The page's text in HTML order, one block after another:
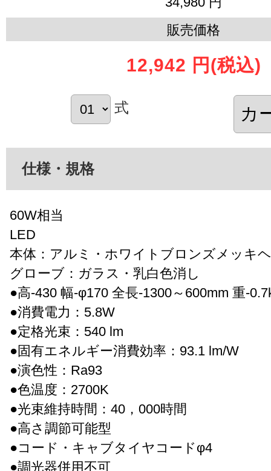
販売価格
12,942 円 (税込)
式
仕様・規格
60W相当
LED
本体：アルミ・ホワイトブロンズメッキ
グローブ：ガラス・乳白色消し
●高-430 幅-φ170 全長-1300～600mm 重-
●消費電力：5.8W
●定格光束：540 lm
●固有エネルギー消費効率：93.1 lm/W
●演色性：Ra93
●色温度：2700K
●光束維持時間：40，000時間
●高さ調節可能型
●コード・キャブタイヤコードφ4
●調光器併用不可